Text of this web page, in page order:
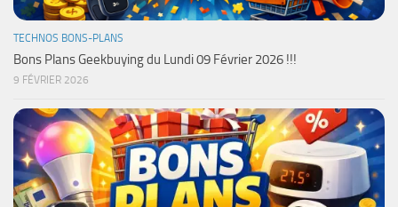
TECHNOS BONS-PLANS
Bons Plans Geekbuying du Lundi 09 Février 2026 !!!
9 FÉVRIER 2026